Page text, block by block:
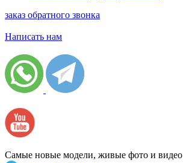
заказ обратного звонка
Написать нам
Самые новые модели, живые фото и видео